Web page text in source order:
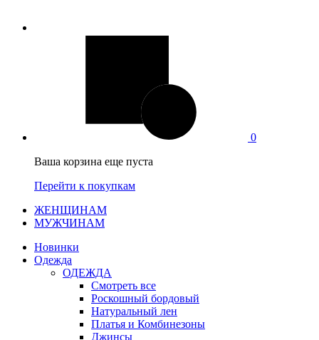
0
Ваша корзина еще пуста
Перейти к покупкам
ЖЕНЩИНАМ
МУЖЧИНАМ
Новинки
Одежда
ОДЕЖДА
Смотреть все
Роскошный бордовый
Натуральный лен
Платья и Комбинезоны
Джинсы